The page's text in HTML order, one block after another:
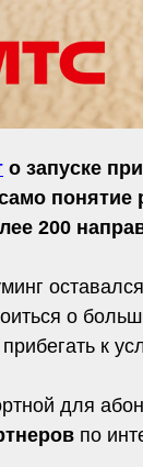
о запуске
само
200
о
к
для
по